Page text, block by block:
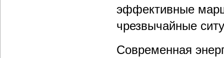
эффективные
чрезвычайные
Современная